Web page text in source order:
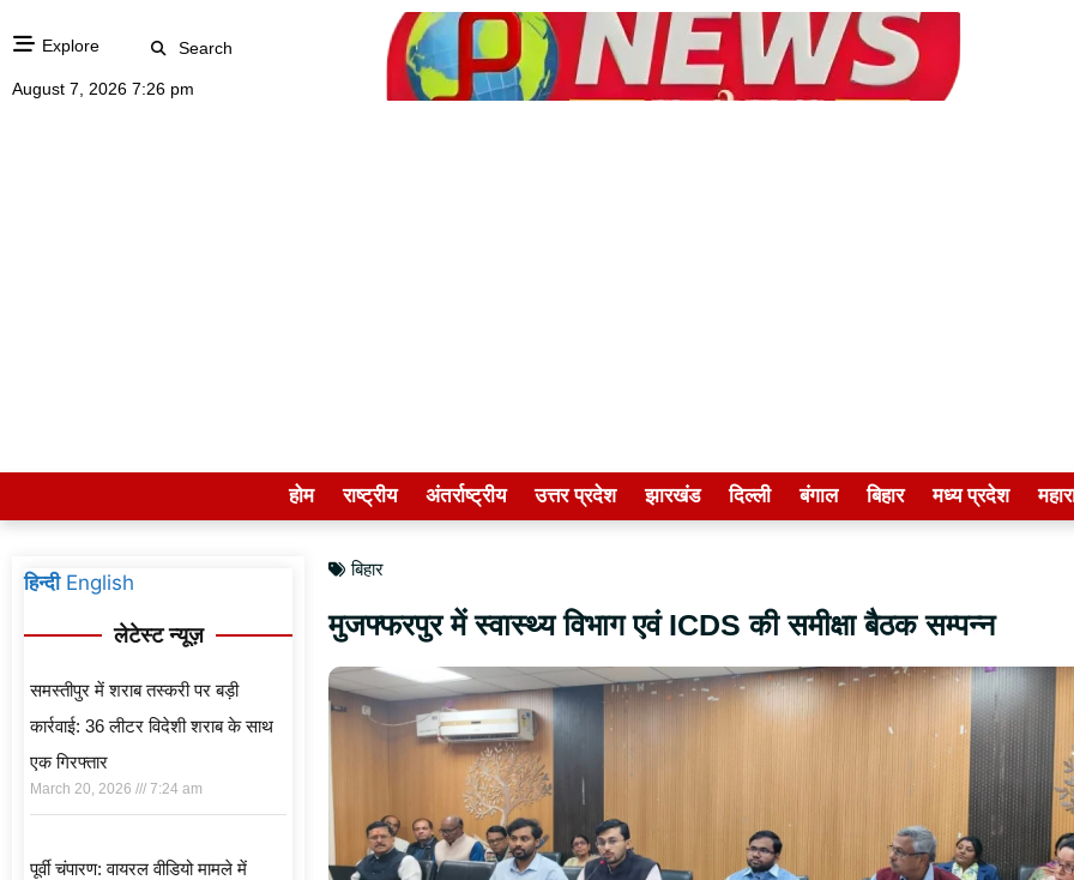
Explore Search
August 7, 2026 7:26 pm
होम राष्ट्रीय अंतर्राष्ट्रीय उत्तर प्रदेश झारखंड दिल्ली बंगाल बिहार मध्य प्रदेश
हिन्दी English
लेटेस्ट न्यूज़
समस्तीपुर में शराब तस्करी पर बड़ी
कार्रवाई: 36 लीटर विदेशी शराब के साथ
एक गिरफ्तार
March 20, 2026 7:24 am
पूर्वी चंपारण: वायरल वीडियो मामले में
बिहार
मुजफ्फरपुर में स्वास्थ्य विभाग एवं ICDS की समीक्षा बैठक सम्पन्न